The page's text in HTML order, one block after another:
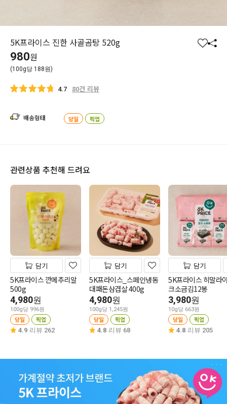
5K프라이스 진한 사골곰탕 520g
찜 공
980원
(100g당 188원)
4.7 80건 리뷰
배송형태 당일 픽업
관련상품 추천해 드려요
담기
5K프라이스 깐메추리알
500g
4,980원
100g당 996원
당일 픽업
4.9 리뷰 262
담기
5K프라이스_스페인냉동
대패돈삼겹살 400g
4,980원
100g당 1,245원
당일 픽업
4.8 리뷰 68
담기
5K프라이스 히말라
크소금김12봉
3,980원
10g당 663원
당일 픽업
4.8 리뷰 205